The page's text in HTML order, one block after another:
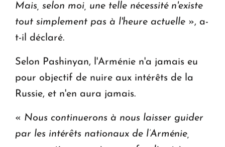
Mais, selon moi, une telle nécessité n'existe
tout simplement pas à l'heure actuelle », a-
t-il déclaré.
Selon Pashinyan, l'Arménie n'a jamais eu
pour objectif de nuire aux intérêts de la
Russie, et n'en aura jamais.
« Nous continuerons à nous laisser guider
par les intérêts nationaux de l’Arménie,